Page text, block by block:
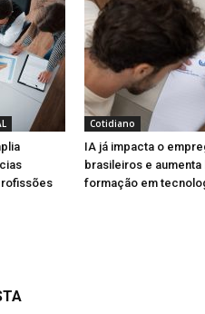
Cotidiano
IA já impacta o
brasileiros e
formação em